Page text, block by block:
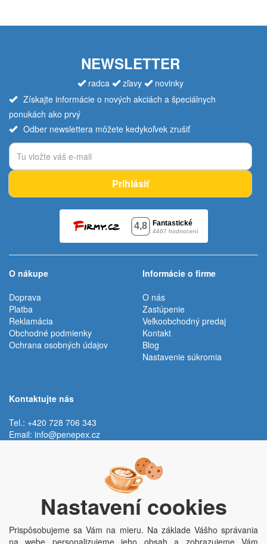
NEWSLETTER
radca zľavy
novinky
Získajte informácie o nových akciách a špeciálnych
ponukách ako prvý
Odber newslettera môžete kedykoľvek zrušiť
Prihlásiť
O nákupe
Doprava
Platba
Reklamácia
Obchodné podmienky
Ochrana osobných údajov
Informácie o firme
O nás
Zastúpenie
Veľkoobchodný predaj
Kontakt
Blog
Nastavenie súkromia
Kontaktujte nás
Tel.: +420 728 706 343
Email: info@penepex.cz
Trávník 2076, 686 03 Staré Město
Nastavení cookies
Prispôsobujeme sa Vám na mieru. Na základe Vášho správania
na webe personalizujeme jeho obsah a zobrazujeme Vám